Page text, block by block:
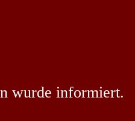
wurde informiert.